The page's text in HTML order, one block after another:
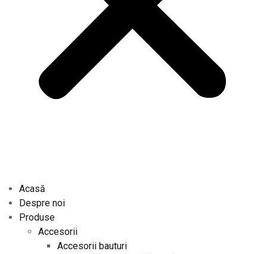
Acasă
Despre noi
Produse
Accesorii
Accesorii bauturi